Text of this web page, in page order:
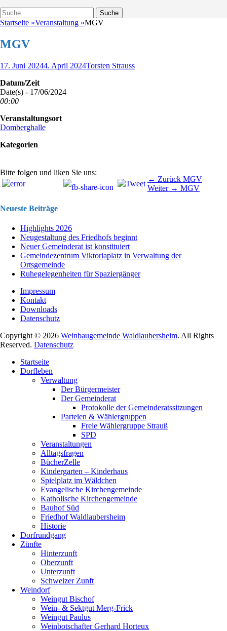
Suche
Suche
nach:
Startseite »Veranstaltung »MGV
MGV
Veröffentlicht
17. Juni 20244. April 2024Autor
Torsten Strauss
Datum/Zeit
Date(s) - 17/06/2024
00:00
Veranstaltungsort
Domberghalle
Kategorien
Bitte folgen und liken Sie uns:
Beitragsnavigation ← Zurück
Beitrag:
MGV
Weiter → Nächster
MGV
Neueste Beiträge
Highlights 2026
Neugestaltung des Friedhofs beginnt
Neuer Gemeinderat ist konstituiert
Gemeindezentrum Viktoriaplatz in Verwaltung der
Ortsgemeinde
Ruhegelegenheiten für Spaziergänger
Impressum
Kontakt
Downloads
Datenschutz
Copyright © 2026 Weinbaugemeinde Waldlaubersheim. All Rights
Reserved. Datenschutz
oben
scrollen
Startseite
Dorfleben
Verwaltung
Der Bürgermeister
Der Gemeinderat
Protokolle der Gemeinderatssitzungen
Parteien & Wählergruppen
Freie Wählergruppe Strauß
SPD
Veranstaltungen
Alltagsfragen
BücherZelle
Kindergarten – Kinderhaus
Spielplatz im Wäldchen
Evangelische Kirchengemeinde
Katholische Kirchengemeinde
Bauhof Süd
Friedhof Waldlaubersheim
Historie
Dorfrundgang
Zünfte
Hinterzunft
Oberzunft
Unterzunft
Schweizer Zunft
Weindorf
Weingut Bischof
Wein- & Sektgut Merg-Frick
Weingut Paulus
Weinbotschafter Gerhard Horteux